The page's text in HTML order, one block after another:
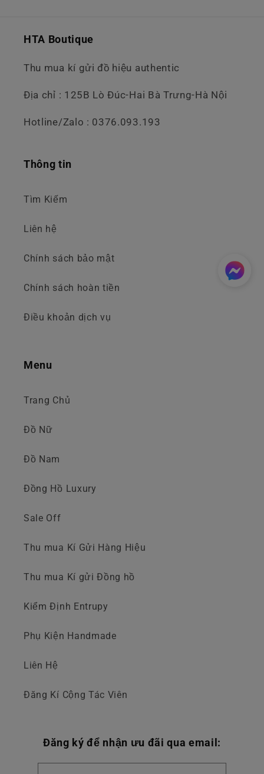
HTA Boutique
Thu mua kí gửi đồ hiệu authentic
Địa chỉ : 125B Lò Đúc-Hai Bà Trưng-Hà Nội
Hotline/Zalo : 0376.093.193
Thông tin
Tìm Kiếm
Liên hệ
Chính sách bảo mật
Chính sách hoàn tiền
Điều khoản dịch vụ
Menu
Trang Chủ
Đồ Nữ
Đồ Nam
Đồng Hồ Luxury
Sale Off
Thu mua Kí Gửi Hàng Hiệu
Thu mua Kí gửi Đồng hồ
Kiểm Định Entrupy
Phụ Kiện Handmade
Liên Hệ
Đăng Kí Cộng Tác Viên
Đăng ký để nhận ưu đãi qua email: